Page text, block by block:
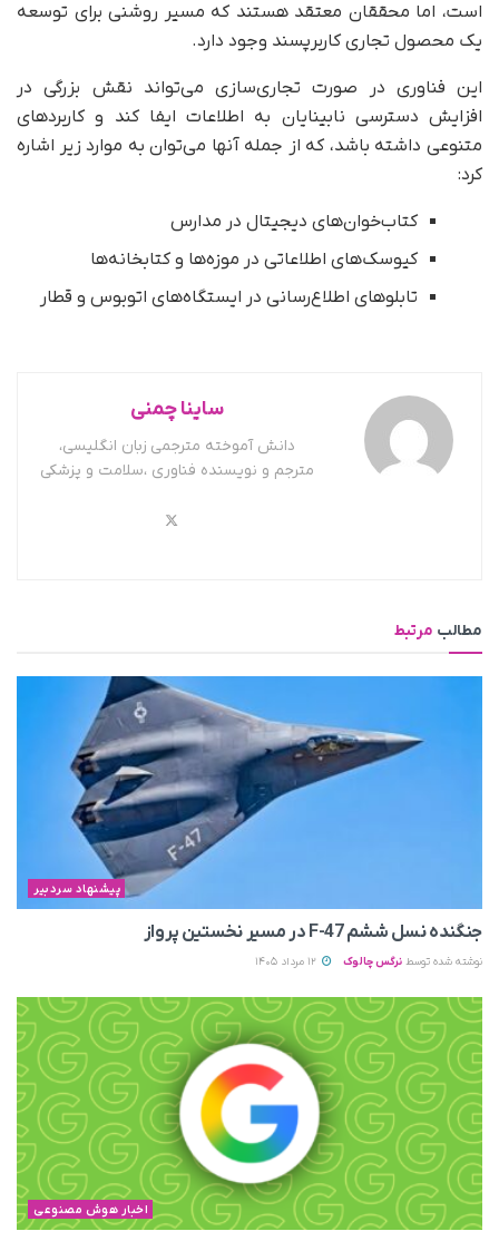
است، اما محققان معتقد هستند که مسیر روشنی برای توسعه
یک محصول تجاری کاربرپسند وجود دارد.
این فناوری در صورت تجاری‌سازی می‌تواند نقش بزرگی در
افزایش دسترسی نابینایان به اطلاعات ایفا کند و کاربردهای
متنوعی داشته باشد، که از جمله آنها می‌توان به موارد زیر اشاره
کرد:
کتاب‌خوان‌های دیجیتال در مدارس
کیوسک‌های اطلاعاتی در موزه‌ها و کتابخانه‌ها
تابلوهای اطلاع‌رسانی در ایستگاه‌های اتوبوس و قطار
ساینا چمنی
دانش آموخته مترجمی زبان انگلیسی،
مترجم و نویسنده فناوری ،سلامت و پزشکی
مطالب مرتبط
پیشنهاد سردبیر
جنگنده نسل ششم F-47 در مسیر نخستین پرواز
نوشته شده توسط نرگس چالوک
اخبار هوش مصنوعی